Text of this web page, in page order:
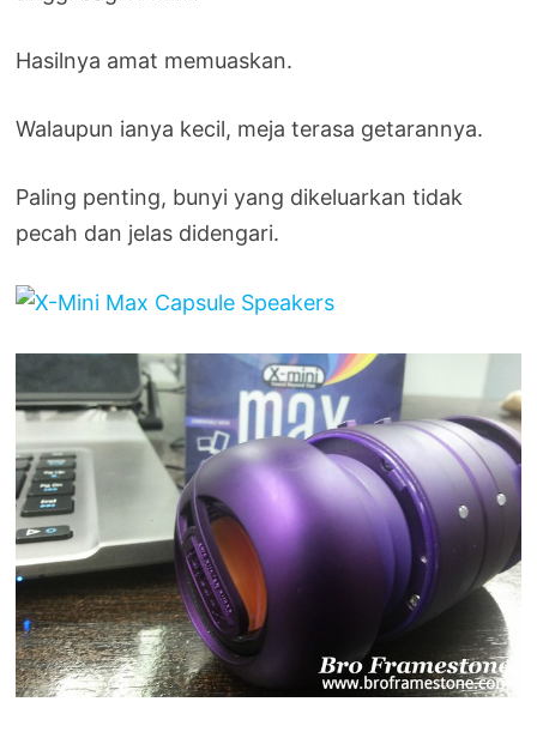
Hasilnya amat memuaskan.
Walaupun ianya kecil, meja terasa getarannya.
Paling penting, bunyi yang dikeluarkan tidak
pecah dan jelas didengari.